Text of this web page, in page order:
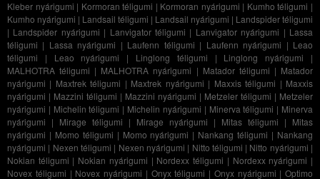
Kleber nyárigumi | Kormoran téligumi | Kormoran nyárigumi | Kumho téligumi |
Kumho nyárigumi | Landsail téligumi | Landsail nyárigumi | Landspider téligumi
| Landspider nyárigumi | Lanvigator téligumi | Lanvigator nyárigumi | Lassa
téligumi | Lassa nyárigumi | Laufenn téligumi | Laufenn nyárigumi | Leao
téligumi | Leao nyárigumi | Linglong téligumi | Linglong nyárigumi |
MALHOTRA téligumi | MALHOTRA nyárigumi | Matador téligumi | Matador
nyárigumi | Maxtrek téligumi | Maxtrek nyárigumi | Maxxis téligumi | Maxxis
nyárigumi | Mazzini téligumi | Mazzini nyárigumi | Metzeler téligumi | Metzeler
nyárigumi | Michelin téligumi | Michelin nyárigumi | Minerva téligumi | Minerva
nyárigumi | Mirage téligumi | Mirage nyárigumi | Mitas téligumi | Mitas
nyárigumi | Momo téligumi | Momo nyárigumi | Nankang téligumi | Nankang
nyárigumi | Nexen téligumi | Nexen nyárigumi | Nitto téligumi | Nitto nyárigumi |
Nokian téligumi | Nokian nyárigumi | Nordexx téligumi | Nordexx nyárigumi |
Novex téligumi | Novex nyárigumi | Onyx téligumi | Onyx nyárigumi | Optimo